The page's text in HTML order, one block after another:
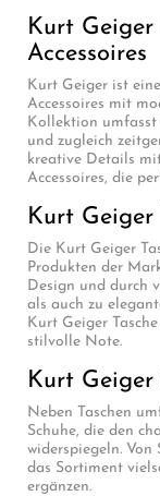
Kurt Geiger
Accessoires
Kurt Geiger ist
Accessoires mit
Kollektion umfasst
und zugleich
kreative Details
Accessoires, die
Kurt Geiger
Die Kurt Geiger
Produkten der
Design und durch
als auch zu
Kurt Geiger
stilvolle Note.
Kurt Geiger
Neben Taschen
Schuhe, die den
widerspiegeln.
das Sortiment
ergänzen.